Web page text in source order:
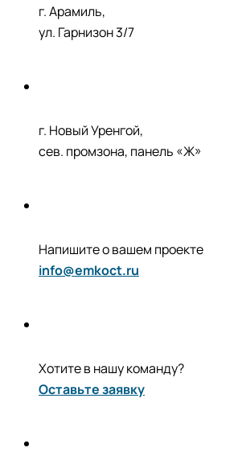
г. Арамиль,
ул. Гарнизон 3/7
г. Новый Уренгой,
сев. промзона, панель «Ж»
Напишите о вашем проекте
info@emkoct.ru
Хотите в нашу команду?
Оставьте заявку